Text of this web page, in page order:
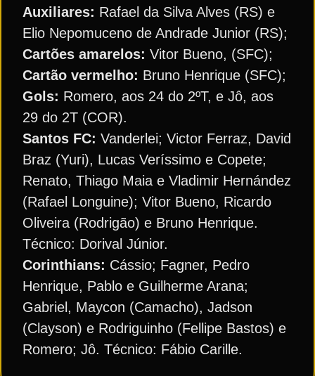
Auxiliares: Rafael da Silva Alves (RS) e
Elio Nepomuceno de Andrade Junior (RS);
Cartões amarelos: Vitor Bueno, (SFC);
Cartão vermelho: Bruno Henrique (SFC);
Gols: Romero, aos 24 do 2ºT, e Jô, aos
29 do 2T (COR).
Santos FC: Vanderlei; Victor Ferraz, David
Braz (Yuri), Lucas Veríssimo e Copete;
Renato, Thiago Maia e Vladimir Hernández
(Rafael Longuine); Vitor Bueno, Ricardo
Oliveira (Rodrigão) e Bruno Henrique.
Técnico: Dorival Júnior.
Corinthians: Cássio; Fagner, Pedro
Henrique, Pablo e Guilherme Arana;
Gabriel, Maycon (Camacho), Jadson
(Clayson) e Rodriguinho (Fellipe Bastos) e
Romero; Jô. Técnico: Fábio Carille.